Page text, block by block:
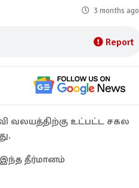
3 months ago
Report
வலயத்திற்கு உட்பட்ட சகல
தீர்மானம்